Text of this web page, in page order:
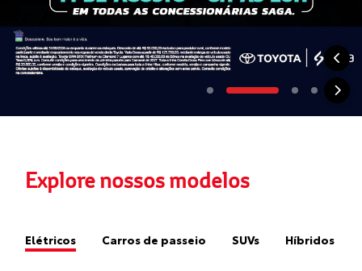
Explore nossos modelos
Elétricos Carros de passeio SUVs Híbridos